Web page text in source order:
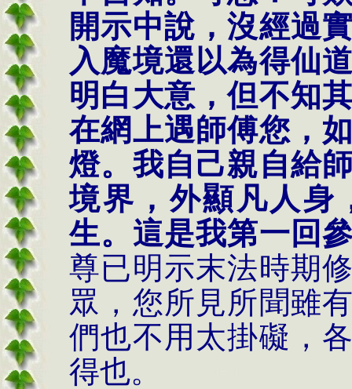
開示中說，沒經過
入魔境還以為得仙
明白大意，但不知
在網上遇師傅您，
燈。我自己親自給
境界，外顯凡人身
生。這是我第一回
尊已明示末法時期
眾，您所見所聞雖
們也不用太掛礙，
得也。